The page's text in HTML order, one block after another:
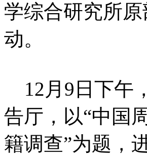
学综合研究所
动。
12月9日下午
告厅，以“中国
籍调查”为题，